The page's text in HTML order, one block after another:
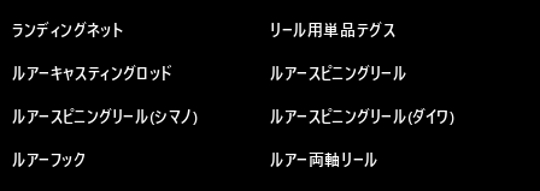
ランディングネット リール用単品テグス
ルアーキャスティングロッド ルアースピニングリール
ルアースピニングリール(シマノ) ルアースピニングリール(ダイワ)
ルアーフック ルアー両軸リール